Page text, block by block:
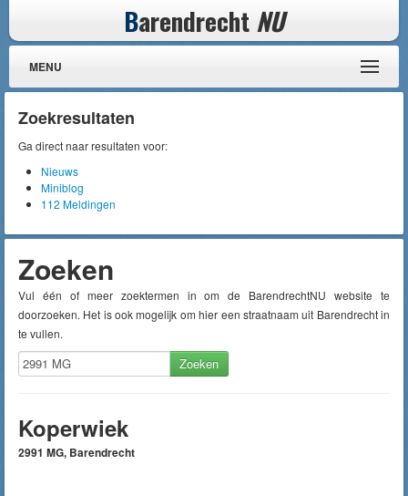
Barendrecht NU
MENU
Zoekresultaten
Ga direct naar resultaten voor:
Nieuws
Miniblog
112 Meldingen
Zoeken
Vul één of meer zoektermen in om de BarendrechtNU website te
doorzoeken. Het is ook mogelijk om hier een straatnaam uit Barendrecht in
te vullen.
Zoeken
Koperwiek
2991 MG, Barendrecht